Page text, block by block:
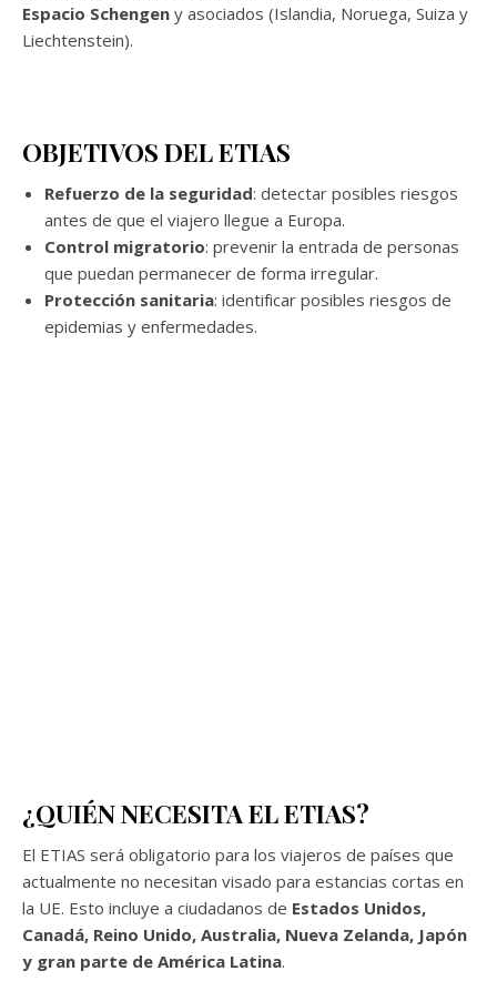
Espacio Schengen y asociados (Islandia, Noruega, Suiza y
Liechtenstein).
OBJETIVOS DEL ETIAS
Refuerzo de la seguridad: detectar posibles riesgos
antes de que el viajero llegue a Europa.
Control migratorio: prevenir la entrada de personas
que puedan permanecer de forma irregular.
Protección sanitaria: identificar posibles riesgos de
epidemias y enfermedades.
¿QUIÉN NECESITA EL ETIAS?
El ETIAS será obligatorio para los viajeros de países que
actualmente no necesitan visado para estancias cortas en
la UE. Esto incluye a ciudadanos de Estados Unidos,
Canadá, Reino Unido, Australia, Nueva Zelanda, Japón
y gran parte de América Latina.